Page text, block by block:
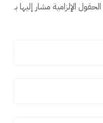
الحقول الإلزامية مشار إليها بـ